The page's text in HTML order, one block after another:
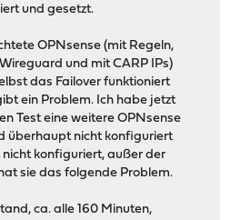
und gesetzt.
OPNsense (mit Regeln,
und mit CARP IPs)
das Failover funktioniert
ein Problem. Ich habe jetzt
Test eine weitere OPNsense
überhaupt nicht konfiguriert
konfiguriert, außer der
sie das folgende Problem.
ca. alle 160 Minuten,